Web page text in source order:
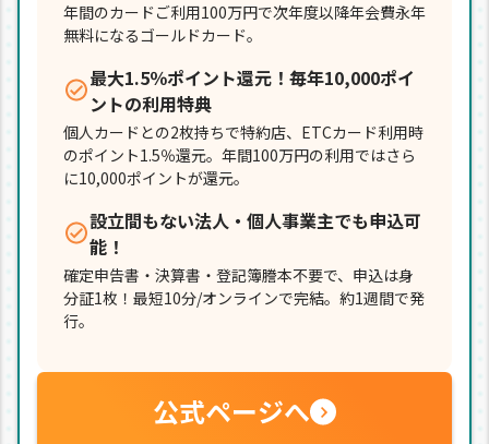
年間のカードご利用100万円で次年度以降年会費永年
無料になるゴールドカード。
最大1.5％ポイント還元！毎年10,000ポイ
ントの利用特典
個人カードとの2枚持ちで特約店、ETCカード利用時
のポイント1.5％還元。年間100万円の利用ではさら
に10,000ポイントが還元。
設立間もない法人・個人事業主でも申込可
能！
確定申告書・決算書・登記簿謄本不要で、申込は身
分証1枚！最短10分/オンラインで完結。約1週間で発
行。
公式ページへ